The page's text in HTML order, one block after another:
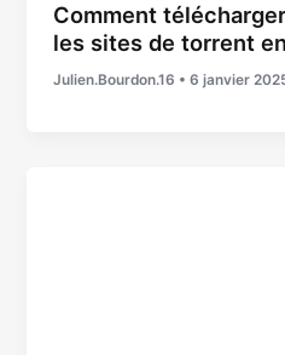
Comment
les sites de torrent
Julien.Bourdon.16 •6 janvier